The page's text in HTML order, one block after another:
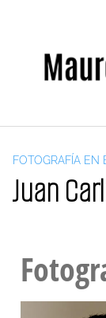
FOTOGRAFÍA EN
Juan